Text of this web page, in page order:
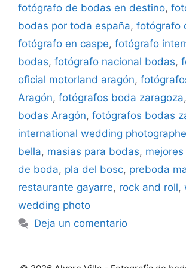
fotógrafo de bodas en destino,
bodas por toda españa, fotógrafo
fotógrafo en caspe, fotógrafo
bodas, fotógrafo nacional bodas,
oficial motorland aragón,
Aragón, fotógrafos boda zaragoza,
bodas Aragón, fotógrafos bodas
international wedding
bella, masias para bodas,
de boda, pla del bosc, preboda
restaurante gayarre, rock and roll,
wedding photo
Deja un comentario